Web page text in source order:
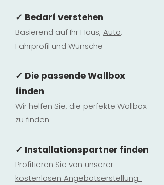
✓ Bedarf verstehen
Basierend auf Ihr Haus, Auto,
Fahrprofil und Wünsche
✓ Die passende Wallbox
finden
Wir helfen Sie, die perfekte Wallbox
zu finden
✓ Installationspartner finden
Profitieren Sie von unserer
kostenlosen Angebotserstellung.